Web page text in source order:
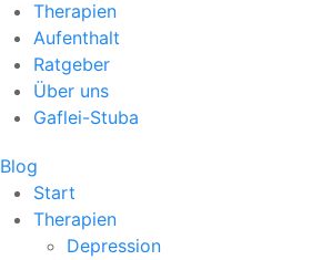
Therapien
Aufenthalt
Ratgeber
Über uns
Gaflei-Stuba
Blog
Start
Therapien
Depression